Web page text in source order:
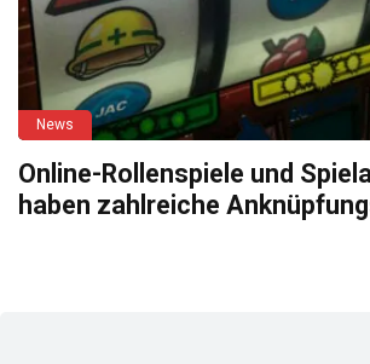
News
Online-Rollenspiele und
haben zahlreiche